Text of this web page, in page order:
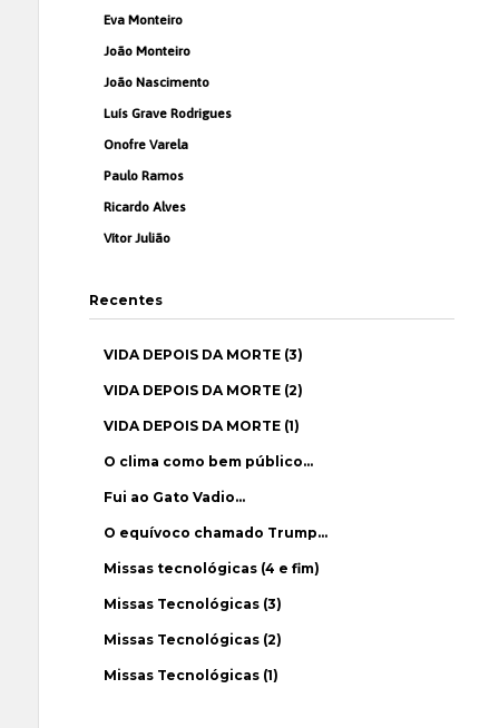
Eva Monteiro
João Monteiro
João Nascimento
Luís Grave Rodrigues
Onofre Varela
Paulo Ramos
Ricardo Alves
Vítor Julião
Recentes
VIDA DEPOIS DA MORTE (3)
VIDA DEPOIS DA MORTE (2)
VIDA DEPOIS DA MORTE (1)
O clima como bem público…
Fui ao Gato Vadio…
O equívoco chamado Trump…
Missas tecnológicas (4 e fim)
Missas Tecnológicas (3)
Missas Tecnológicas (2)
Missas Tecnológicas (1)